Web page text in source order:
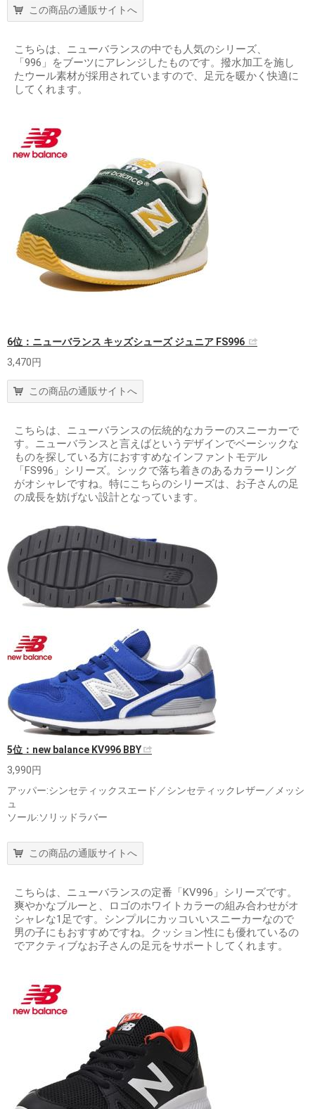
この商品の通販サイトへ
こちらは、ニューバランスの中でも人気のシリーズ、
「996」をブーツにアレンジしたものです。撥水加工を施し
たウール素材が採用されていますので、足元を暖かく快適に
してくれます。
6位：ニューバランス キッズシューズ ジュニア FS996
3,470円
この商品の通販サイトへ
こちらは、ニューバランスの伝統的なカラーのスニーカーで
す。ニューバランスと言えばというデザインでベーシックな
ものを探している方におすすめなインファントモデル
「FS996」シリーズ。シックで落ち着きのあるカラーリング
がオシャレですね。特にこちらのシリーズは、お子さんの足
の成長を妨げない設計となっています。
5位：new balance KV996 BBY
3,990円
アッパー:シンセティックスエード／シンセティックレザー／メッシ
ュ
ソール:ソリッドラバー
この商品の通販サイトへ
こちらは、ニューバランスの定番「KV996」シリーズです。
爽やかなブルーと、ロゴのホワイトカラーの組み合わせがオ
シャレな1足です。シンプルにカッコいいスニーカーなので
男の子にもおすすめですね。クッション性にも優れているの
でアクティブなお子さんの足元をサポートしてくれます。